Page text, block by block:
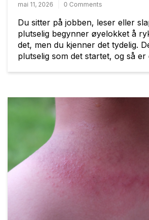
mai 11, 2026 0 Comments
Du sitter på jobben, leser eller
plutselig begynner øyelokket å
det, men du kjenner det tydelig.
plutselig som det startet, og så er